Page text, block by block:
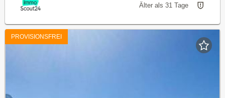
Älter als 31 Tage
PROVISIONSFREI